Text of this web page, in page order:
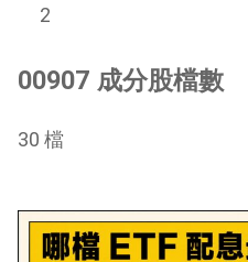
2
00907 成分股檔數
30 檔